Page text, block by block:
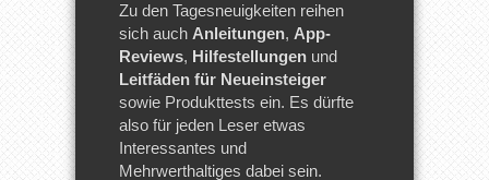
Zu den Tagesneuigkeiten reihen
sich auch Anleitungen, App-
Reviews, Hilfestellungen und
Leitfäden für Neueinsteiger
sowie Produkttests ein. Es dürfte
also für jeden Leser etwas
Interessantes und
Mehrwerthaltiges dabei sein.